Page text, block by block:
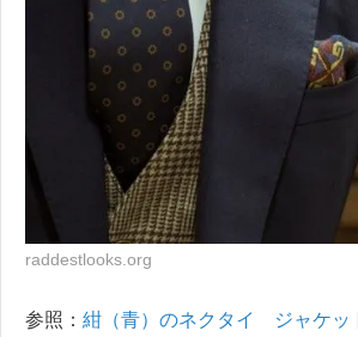
raddestlooks.org
参照： 紺（青）のネクタイ ジャケッ